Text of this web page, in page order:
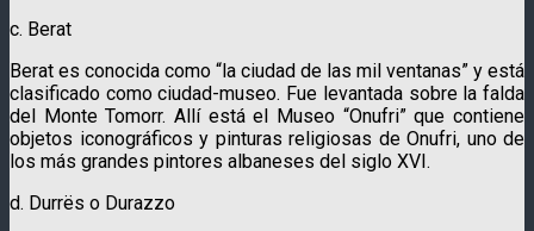
c. Berat
Berat es conocida como “la ciudad de las mil ventanas” y está
clasificado como ciudad-museo. Fue levantada sobre la falda
del Monte Tomorr. Allí está el Museo “Onufri” que contiene
objetos iconográficos y pinturas religiosas de Onufri, uno de
los más grandes pintores albaneses del siglo XVI.
d. Durrës o Durazzo